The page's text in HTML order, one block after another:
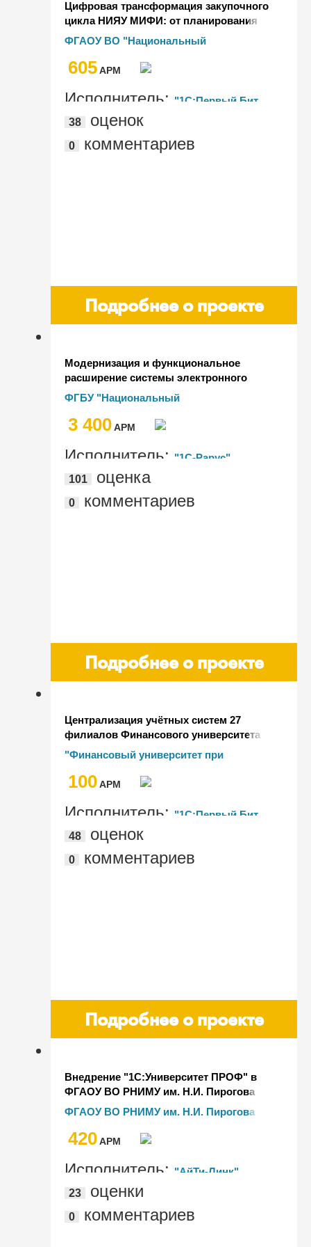
Цифровая трансформация закупочного
цикла НИЯУ МИФИ: от планирования
до финансового обязательства с
подключением к сервисам
электронного правительства РФ
ФГАОУ ВО "Национальный
университете "МИФИ"
605AРМ
Исполнитель: "1С:Первый Бит,
Москва, м. Марксистская"
38 оценок
0 комментариев
Подробнее о проекте
Модернизация и функциональное
расширение системы электронного
документооборота на базе
"1С:Документооборот
государственного учреждения"
ФГБУ "Национальный
"Курчатовский институт" (НИЦ
3 400AРМ
Исполнитель: "1С-Рарус"
101
оценка
0 комментариев
Подробнее о проекте
Централизация учётных систем 27
филиалов Финансового университета
на базе "1С:БГУ КОРП" с
подключением к инфраструктуре
электронного Правительства РФ
"Финансовый университет при
100AРМ
Исполнитель: "1С:Первый Бит,
Москва, м. Марксистская"
48 оценок
0 комментариев
Подробнее о проекте
Внедрение "1С:Университет ПРОФ" в
ФГАОУ ВО РНИМУ им. Н.И. Пирогова
Минздрава РФ (Пироговский
ФГАОУ ВО РНИМУ им. Н.И. Пирогова
420AРМ
Исполнитель: "АйТи-Линк"
23
оценки
0 комментариев